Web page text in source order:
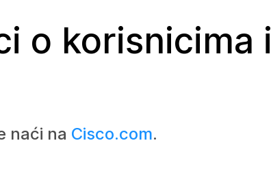
o korisnicima i
naći na Cisco.com.